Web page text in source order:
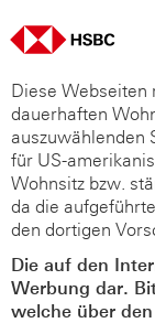
Diese Webseiten
dauerhaften
auszuwählenden
für US-
Wohnsitz bzw.
da die
den dortigen
Die auf den
Werbung dar.
welche über